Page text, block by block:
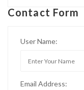
Contact Form
User Name:
Email Address: